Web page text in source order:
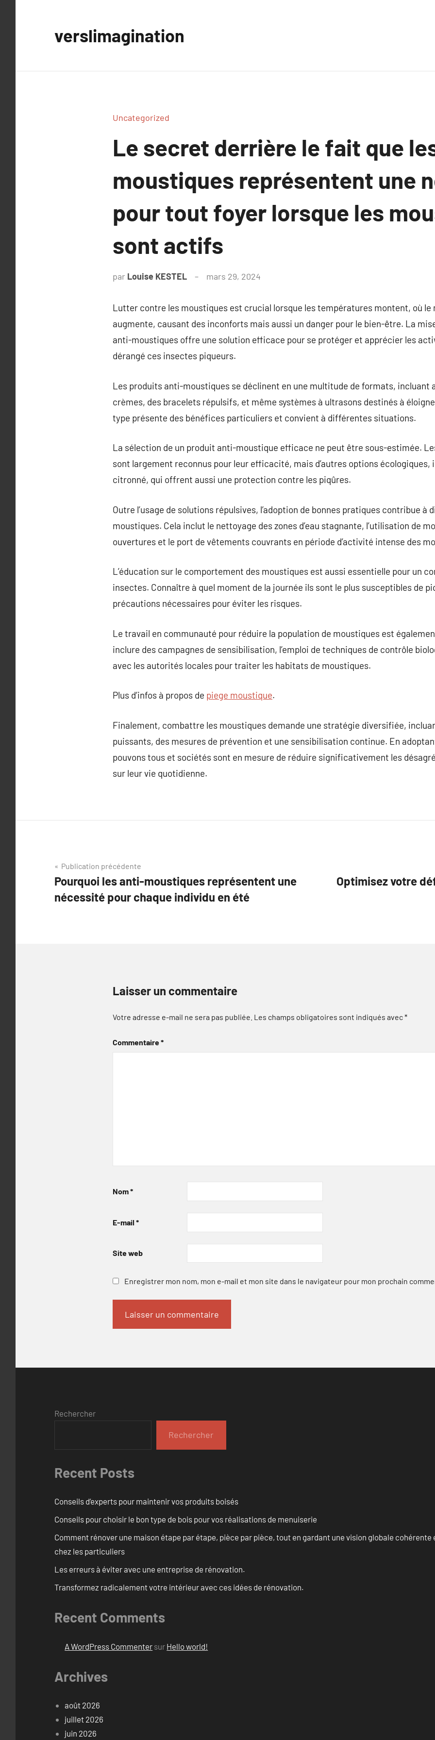
verslimagination
Uncategorized
Le secret derrière le fait que
moustiques représentent une
pour tout foyer lorsque les
sont actifs
par Louise KESTEL mars 29, 2024
Lutter contre les moustiques est crucial lorsque les températures montent, où le
augmente, causant des inconforts mais aussi un danger pour le bien-être. La
anti-moustiques offre une solution efficace pour se protéger et apprécier les
dérangé ces insectes piqueurs.
Les produits anti-moustiques se déclinent en une multitude de formats, incluant
crèmes, des bracelets répulsifs, et même systèmes à ultrasons destinés à
type présente des bénéfices particuliers et convient à différentes situations.
La sélection de un produit anti-moustique efficace ne peut être sous-estimée.
sont largement reconnus pour leur efficacité, mais d’autres options écologiques,
citronné, qui offrent aussi une protection contre les piqûres.
Outre l’usage de solutions répulsives, l’adoption de bonnes pratiques contribue à
moustiques. Cela inclut le nettoyage des zones d’eau stagnante, l’utilisation de
ouvertures et le port de vêtements couvrants en période d’activité intense des
L’éducation sur le comportement des moustiques est aussi essentielle pour un
insectes. Connaître à quel moment de la journée ils sont le plus susceptibles de
précautions nécessaires pour éviter les risques.
Le travail en communauté pour réduire la population de moustiques est
inclure des campagnes de sensibilisation, l’emploi de techniques de contrôle
avec les autorités locales pour traiter les habitats de moustiques.
Plus d’infos à propos de piege moustique.
Finalement, combattre les moustiques demande une stratégie diversifiée,
puissants, des mesures de prévention et une sensibilisation continue. En
pouvons tous et sociétés sont en mesure de réduire significativement les
sur leur vie quotidienne.
Navigation
de
l’article
Publication précédente
Pourquoi les anti-moustiques représentent une
nécessité pour chaque individu en été
Optimisez votre
Laisser un commentaire
Votre adresse e-mail ne sera pas publiée. Les champs obligatoires sont indiqués avec*
Commentaire*
Nom*
E-mail *
Site web
Enregistrer mon nom, mon e-mail et mon site dans le navigateur pour mon prochain
Rechercher
Rechercher
Recent Posts
Conseils d’experts pour maintenir vos produits boisés
Conseils pour choisir le bon type de bois pour vos réalisations de menuiserie
Comment rénover une maison étape par étape, pièce par pièce, tout en gardant une vision globale
chez les particuliers
Les erreurs à éviter avec une entreprise de rénovation.
Transformez radicalement votre intérieur avec ces idées de rénovation.
Recent Comments
A WordPress Commenter sur Hello world!
Archives
août 2026
juillet 2026
juin 2026